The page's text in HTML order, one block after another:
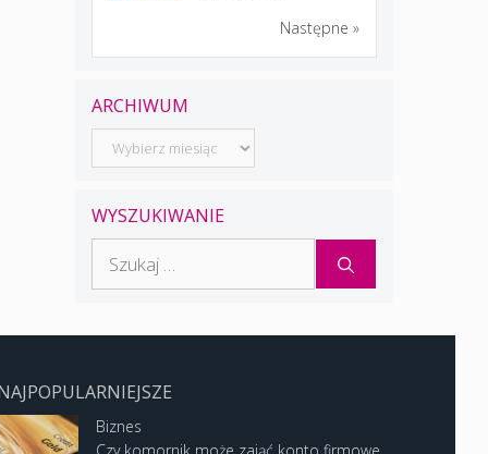
Następne »
ARCHIWUM
Archiwum
WYSZUKIWANIE
Biznes